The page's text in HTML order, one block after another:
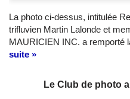
La photo ci-dessus, intitulée
trifluvien Martin Lalonde et
MAURICIEN INC. a remporté
suite »
Le Club de photo